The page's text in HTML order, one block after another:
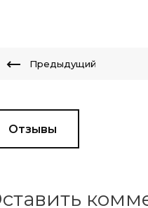
Предыдущий
Отзывы